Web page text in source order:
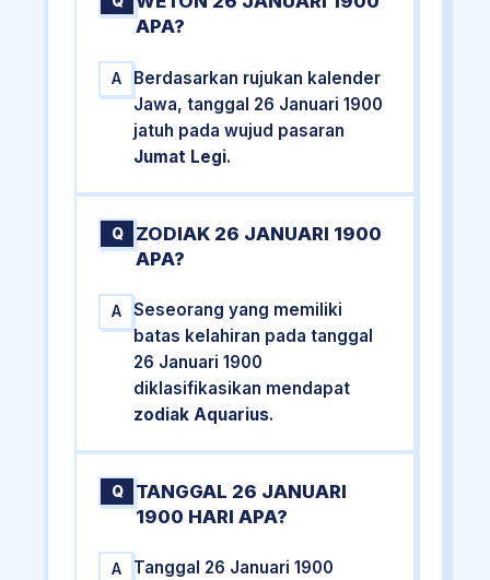
APA?
A
Berdasarkan rujukan kalender
Jawa, tanggal 26 Januari 1900
jatuh pada wujud pasaran
Jumat Legi.
Q
ZODIAK 26 JANUARI 1900
APA?
A
Seseorang yang memiliki
batas kelahiran pada tanggal
26 Januari 1900
diklasifikasikan mendapat
zodiak Aquarius.
Q
TANGGAL 26 JANUARI
1900 HARI APA?
A
Tanggal 26 Januari 1900